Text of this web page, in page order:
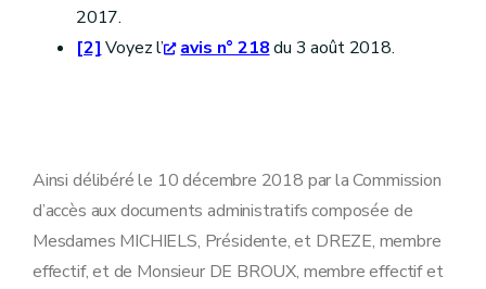
2017.
[2] Voyez l’ avis n° 218du 3 août 2018.
Ainsi délibéré le 10 décembre 2018 par la Commission
d’accès aux documents administratifs composée de
Mesdames MICHIELS, Présidente, et DREZE, membre
effectif, et de Monsieur DE BROUX, membre effectif et